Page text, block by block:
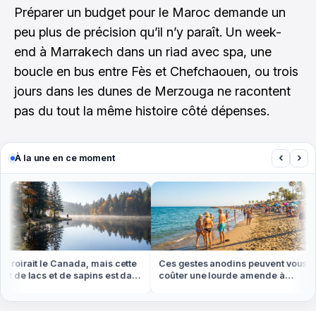
Préparer un budget pour le Maroc demande un
peu plus de précision qu’il n’y paraît. Un week-
end à Marrakech dans un riad avec spa, une
boucle en bus entre Fès et Chefchaouen, ou trois
jours dans les dunes de Merzouga ne racontent
pas du tout la même histoire côté dépenses.
À la une en ce moment ‹ ›
le Canada, mais cette
de lacs et de sapins est dans
Ces gestes anodins peuvent vous
coûter une lourde amende à